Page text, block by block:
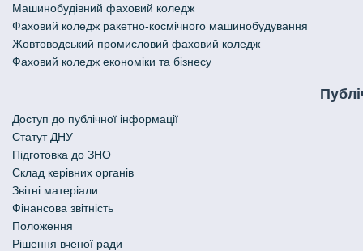
Машинобудівний фаховий коледж
Фаховий коледж ракетно-космічного машинобудування
Жовтоводський промисловий фаховий коледж
Фаховий коледж економіки та бізнесу
Доступ до публічної інформації
Статут ДНУ
Підготовка до ЗНО
Склад керівних органів
Звітні матеріали
Фінансова звітність
Положення
Рішення вченої ради